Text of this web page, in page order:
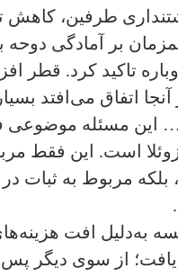
طرفین، کاهش
بر آمادگی دوحه
تاکید کرد. قطر
اتفاق می‌افتد بسیار
این مسئله موضوعی
است. این فقط
بلکه مربوط به ثبات
به‌دلیل افت
از سوی دیگر پس